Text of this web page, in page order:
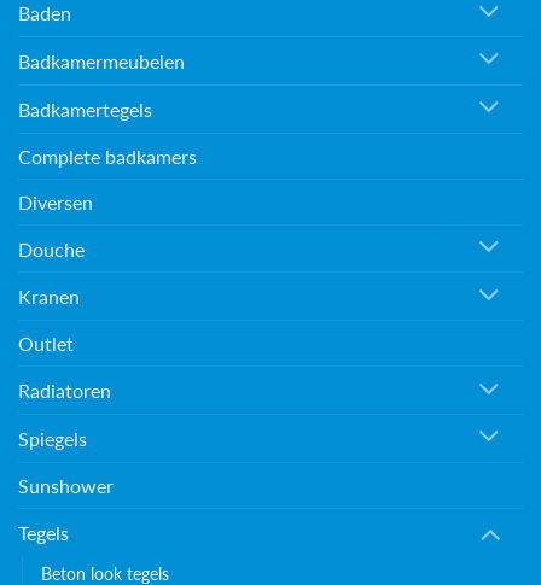
Baden
Badkamermeubelen
Badkamertegels
Complete badkamers
Diversen
Douche
Kranen
Outlet
Radiatoren
Spiegels
Sunshower
Tegels
Beton look tegels